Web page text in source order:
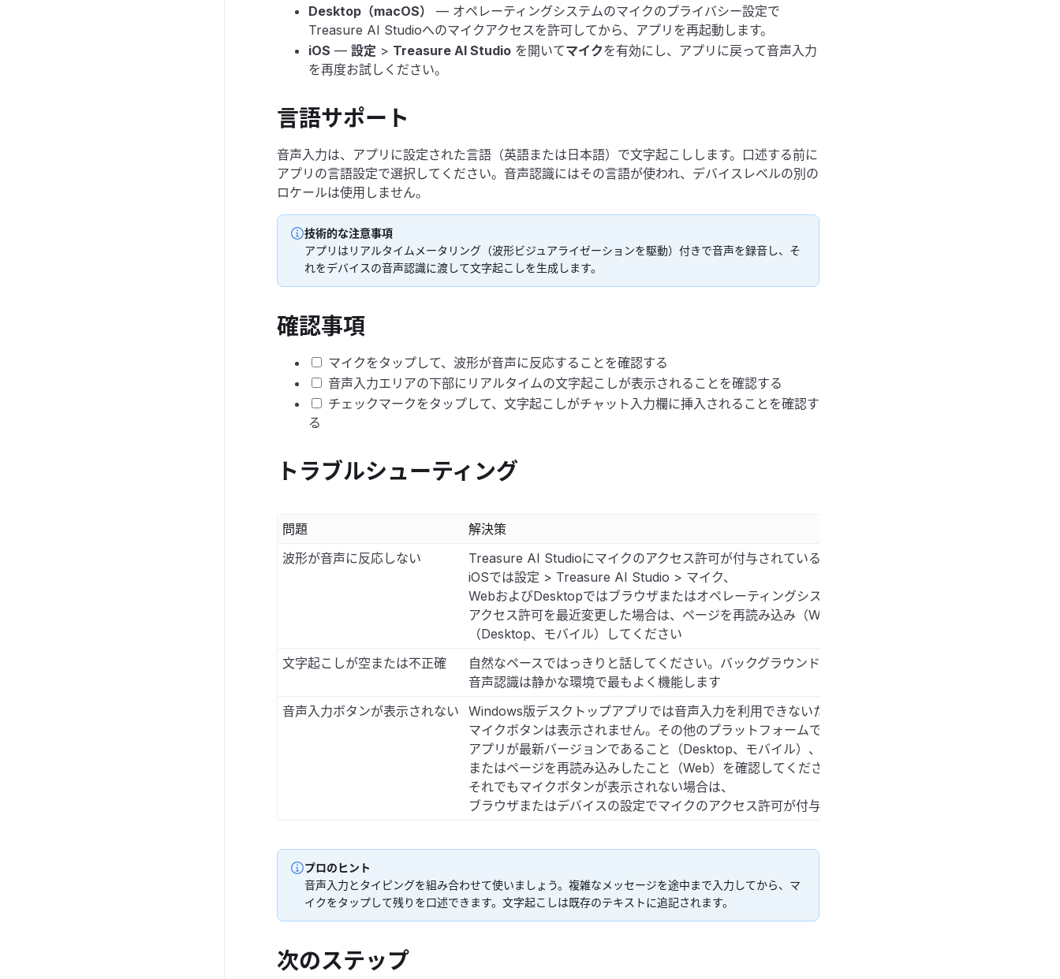
Desktop（macOS）
— オペレーティングシステムのマイクのプライバシー設定で
Treasure AI Studioへのマイクアクセスを許可してから、アプリを再起動します。
iOS — 設定 > Treasure AI Studioを開いてマイクを有効にし、アプリに戻って音声入力
を再度お試しください。
言語サポート
音声入力は、アプリに設定された言語（英語または日本語）で文字起こしします。口述する前に
アプリの言語設定で選択してください。音声認識にはその言語が使われ、デバイスレベルの別の
ロケールは使用しません。
技術的な注意事項
アプリはリアルタイムメータリング（波形ビジュアライゼーションを駆動）付きで音声を録音し、そ
れをデバイスの音声認識に渡して文字起こしを生成します。
確認事項
マイクをタップして、波形が音声に反応することを確認する
音声入力エリアの下部にリアルタイムの文字起こしが表示されることを確認する
チェックマークをタップして、文字起こしがチャット入力欄に挿入されることを確認す
る
トラブルシューティング
問題
解決策
波形が音声に反応しない
Treasure AI Studioにマイクのアクセス許可が付与されているか確認してください。
iOSでは設定 > Treasure AI Studio > マイク、
WebおよびDesktopではブラウザまたはオペレーティングシステムの設定で確認できます。
アクセス許可を最近変更した場合は、ページを再読み込み（Web）するか、アプリを再起動
（Desktop、モバイル）してください
文字起こしが空または不正確
自然なペースではっきりと話してください。バックグラウンドノイズは精度を低下させます。
音声認識は静かな環境で最もよく機能します
音声入力ボタンが表示されない
Windows版デスクトップアプリでは音声入力を利用できないため、
マイクボタンは表示されません。その他のプラットフォームでは、
アプリが最新バージョンであること（Desktop、モバイル）、
またはページを再読み込みしたこと（Web）を確認してください。
それでもマイクボタンが表示されない場合は、
ブラウザまたはデバイスの設定でマイクのアクセス許可が付与されているか確認してください
プロのヒント
音声入力とタイピングを組み合わせて使いましょう。複雑なメッセージを途中まで入力してから、マ
イクをタップして残りを口述できます。文字起こしは既存のテキストに追記されます。
次のステップ